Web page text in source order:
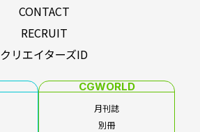
CONTACT
RECRUIT
クリエイターズID
CGWORLD
月刊誌
別冊